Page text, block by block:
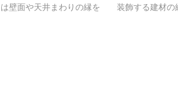
は壁面や天井まわりの縁を 装飾する建材の